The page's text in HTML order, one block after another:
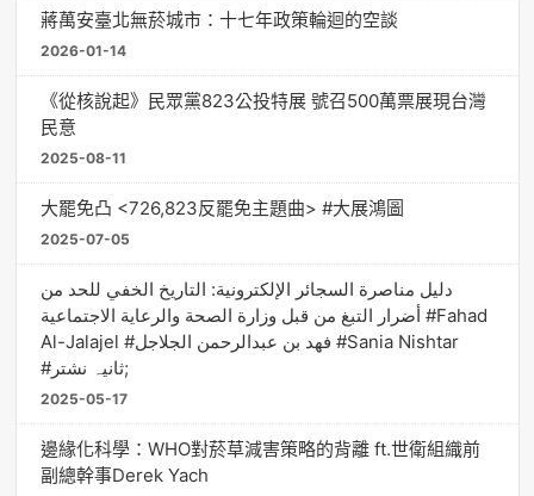
蔣萬安臺北無菸城市：十七年政策輪迴的空談
2026-01-14
《從核說起》民眾黨823公投特展 號召500萬票展現台灣
民意
2025-08-11
大罷免凸 <726,823反罷免主題曲> #大展鴻圖
2025-07-05
دليل مناصرة السجائر الإلكترونية: التاريخ الخفي للحد من
أضرار التبغ من قبل وزارة الصحة والرعاية الاجتماعية #Fahad
Al-Jalajel #فهد بن عبدالرحمن الجلاجل #Sania Nishtar
#ثانیہ نشتر;
2025-05-17
邊緣化科學：WHO對菸草減害策略的背離 ft.世衛組織前
副總幹事Derek Yach